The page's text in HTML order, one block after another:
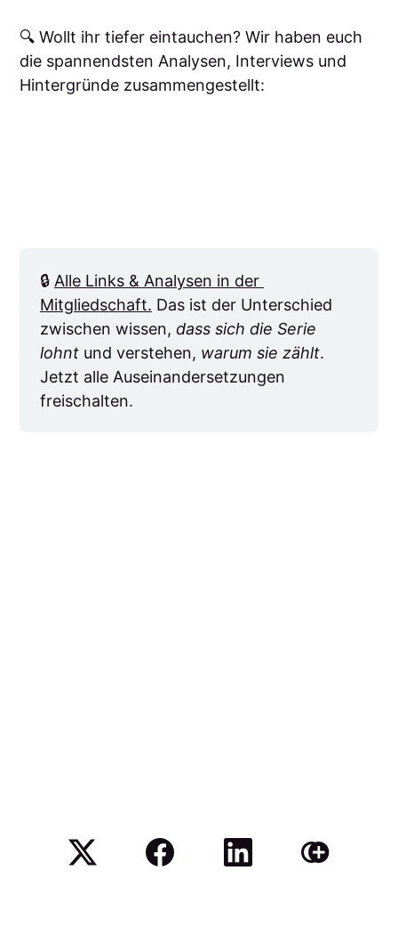
🔍 Wollt ihr tiefer eintauchen? Wir haben euch
die spannendsten Analysen, Interviews und
Hintergründe zusammengestellt:
🔒 Alle Links & Analysen in der
Mitgliedschaft. Das ist der Unterschied
zwischen wissen, dass sich die Serie
lohnt und verstehen, warum sie zählt.
Jetzt alle Auseinandersetzungen
freischalten.